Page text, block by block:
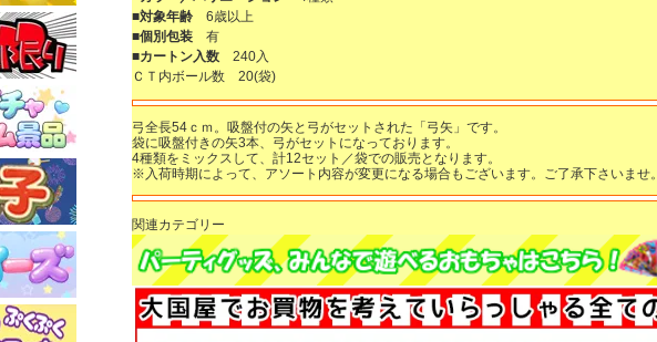
■対象年齢 6歳以上
■個別包装 有
■カートン入数 240入
ＣＴ内ボール数 20(袋)
弓全長54ｃｍ。吸盤付の矢と弓がセットされた「弓矢」です。
袋に吸盤付きの矢3本、弓がセットになっております。
4種類をミックスして、計12セット／袋での販売となります。
※入荷時期によって、アソート内容が変更になる場合もございます。ご了承下さいませ
関連カテゴリー